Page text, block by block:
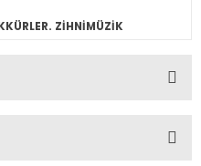
ZİHNİMÜZİK